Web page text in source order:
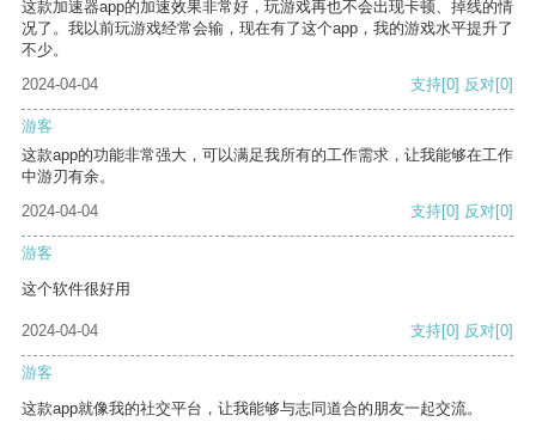
这款加速器app的加速效果非常好，玩游戏再也不会出现卡顿、掉线的情
况了。我以前玩游戏经常会输，现在有了这个app，我的游戏水平提升了
不少。
2024-04-04
支持[0] 反对[0]
游客
这款app的功能非常强大，可以满足我所有的工作需求，让我能够在工作
中游刃有余。
2024-04-04
支持[0] 反对[0]
游客
这个软件很好用
2024-04-04 支持[0] 反对[0]
游客
这款app就像我的社交平台，让我能够与志同道合的朋友一起交流。